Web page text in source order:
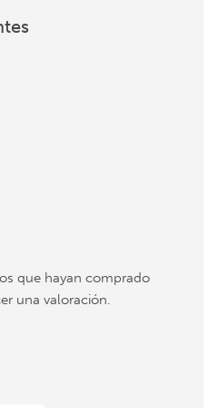
que hayan comprado
una valoración.